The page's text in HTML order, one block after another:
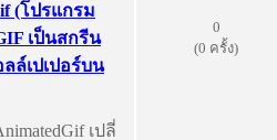
(โปรแกรม
เป็นสกรีน
ลล์เปเปอร์บน
เปลี่
0
(0 ครั้ง)